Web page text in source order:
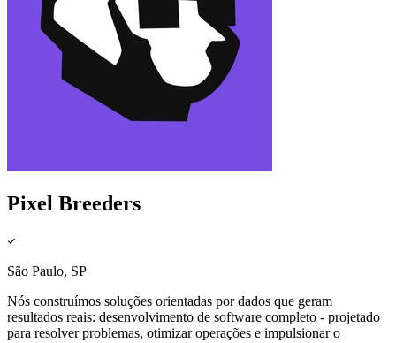
Pixel Breeders
São Paulo, SP
Nós construímos soluções orientadas por dados que geram
resultados reais: desenvolvimento de software completo - projetado
para resolver problemas, otimizar operações e impulsionar o